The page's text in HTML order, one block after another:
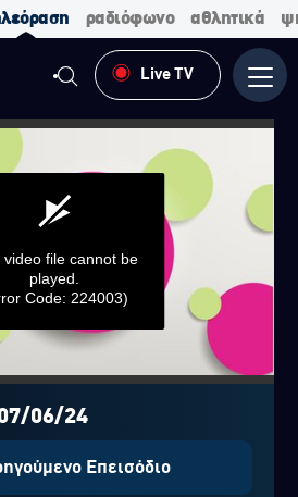
ραδιόφωνο αθλητικά
Live TV
video file cannot be
played.
Code: 224003)
06/24
Επεισόδιο